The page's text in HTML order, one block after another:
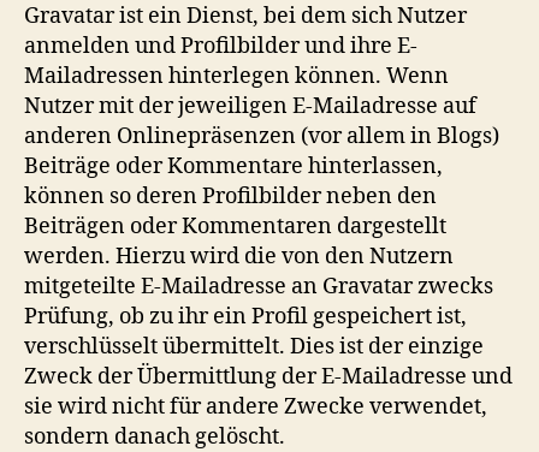
Gravatar ist ein Dienst, bei dem sich Nutzer
anmelden und Profilbilder und ihre E-
Mailadressen hinterlegen können. Wenn
Nutzer mit der jeweiligen E-Mailadresse auf
anderen Onlinepräsenzen (vor allem in Blogs)
Beiträge oder Kommentare hinterlassen,
können so deren Profilbilder neben den
Beiträgen oder Kommentaren dargestellt
werden. Hierzu wird die von den Nutzern
mitgeteilte E-Mailadresse an Gravatar zwecks
Prüfung, ob zu ihr ein Profil gespeichert ist,
verschlüsselt übermittelt. Dies ist der einzige
Zweck der Übermittlung der E-Mailadresse und
sie wird nicht für andere Zwecke verwendet,
sondern danach gelöscht.